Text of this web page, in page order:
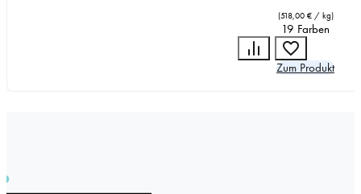
(518,00 €/ kg)
19 Farben
Zum Produkt